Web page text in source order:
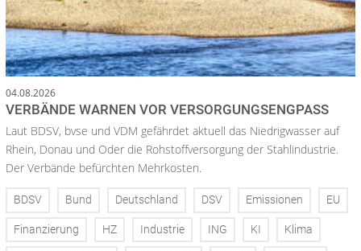
04.08.2026
VERBÄNDE WARNEN VOR VERSORGUNGSENGPASS
Laut BDSV, bvse und VDM gefährdet aktuell das Niedrigwasser auf
Rhein, Donau und Oder die Rohstoffversorgung der Stahlindustrie.
Der Verbände befürchten Mehrkosten.
BDSV Bund Deutschland DSV Emissionen EU
Finanzierung HZ Industrie ING KI Klima